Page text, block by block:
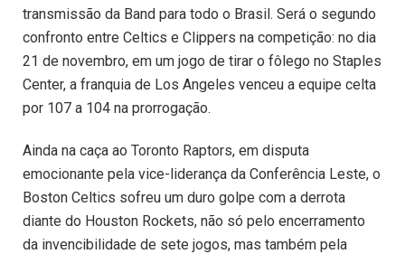
transmissão da Band para todo o Brasil. Será o segundo
confronto entre Celtics e Clippers na competição: no dia
21 de novembro, em um jogo de tirar o fôlego no Staples
Center, a franquia de Los Angeles venceu a equipe celta
por 107 a 104 na prorrogação.
Ainda na caça ao Toronto Raptors, em disputa
emocionante pela vice-liderança da Conferência Leste, o
Boston Celtics sofreu um duro golpe com a derrota
diante do Houston Rockets, não só pelo encerramento
da invencibilidade de sete jogos, mas também pela